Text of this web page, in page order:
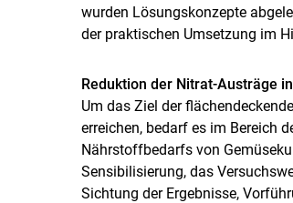
wurden Lösungskonzepte
der praktischen Umsetzung im
Reduktion der Nitrat-Austräge
Um das Ziel der
erreichen, bedarf es im Bereich
Nährstoffbedarfs von
Sensibilisierung, das
Sichtung der Ergebnisse,